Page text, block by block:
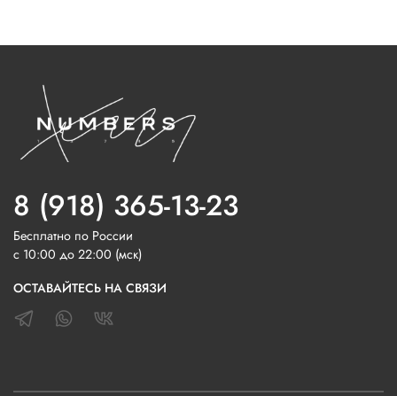
8 (918) 365-13-23
Бесплатно по России
с 10:00 до 22:00 (мск)
ОСТАВАЙТЕСЬ НА СВЯЗИ